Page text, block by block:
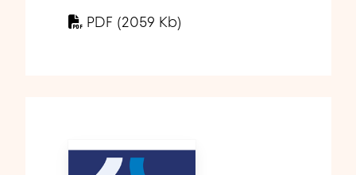
PDF (2059 Kb)